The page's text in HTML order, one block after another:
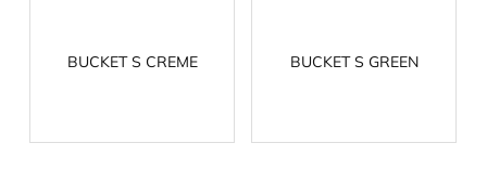
BUCKET S CREME BUCKET S GREEN